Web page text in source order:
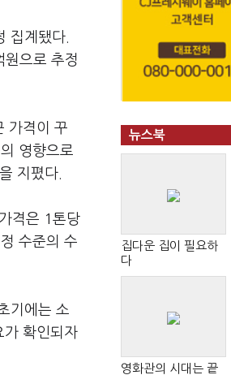
집계됐다.
으로 추정
가격이 꾸
영향으로
지폈다.
격은 1톤당
수준의 수
기에는 소
가 확인되자
뉴스북
집다운 집이 필요하
다
영화관의 시대는 끝